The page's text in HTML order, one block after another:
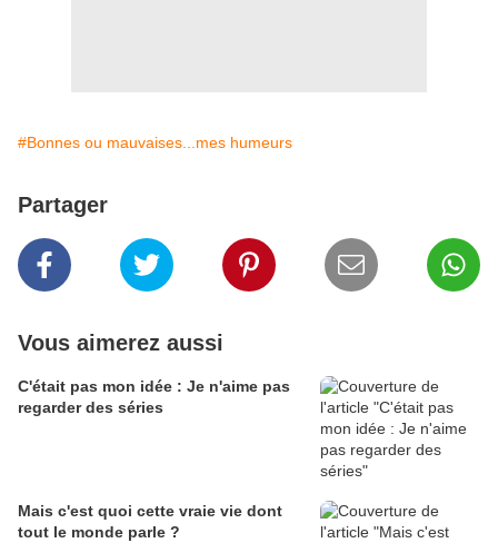
#Bonnes ou mauvaises...mes humeurs
Partager
Vous aimerez aussi
C'était pas mon idée : Je n'aime pas
regarder des séries
Mais c'est quoi cette vraie vie dont
tout le monde parle ?